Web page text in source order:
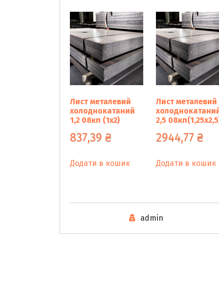
Лист металевий
холоднокатаний
1,2 08кп (1х2)
837,39 ₴
Додати в кошик
Лист металевий
2,5
2944,77₴
Додати в кошик
admin